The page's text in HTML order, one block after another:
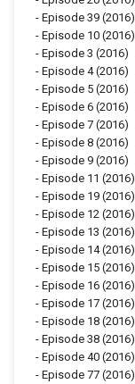
- Episode 39 (2016)
- Episode 10 (2016)
- Episode 3 (2016)
- Episode 4(2016)
- Episode 5 (2016)
- Episode 6 (2016)
- Episode 7 (2016)
- Episode 8 (2016)
- Episode 9 (2016)
- Episode 11 (2016)
- Episode 19 (2016)
- Episode 12 (2016)
- Episode 13 (2016)
- Episode 14(2016)
- Episode 15 (2016)
- Episode 16 (2016)
- Episode 17 (2016)
- Episode 18 (2016)
- Episode 38 (2016)
- Episode 40 (2016)
- Episode 77 (2016)